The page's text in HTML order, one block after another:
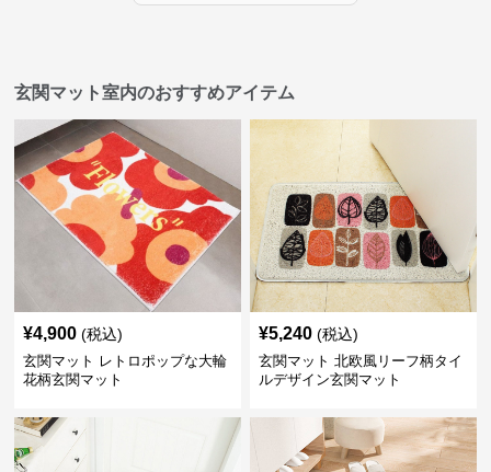
玄関マット室内のおすすめアイテム
¥4,900 (税込)
玄関マット レトロポップな大輪
花柄玄関マット
¥5,240 (税込)
玄関マット 北欧風リーフ柄タイ
ルデザイン玄関マット